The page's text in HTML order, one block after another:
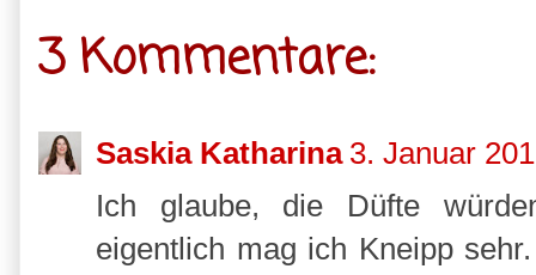
3 Kommentare:
Saskia Katharina 3. Januar
Ich glaube, die Düfte
eigentlich mag ich Kneipp